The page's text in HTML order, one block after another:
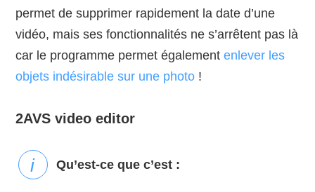
permet de supprimer rapidement la date d’une
vidéo, mais ses fonctionnalités ne s’arrêtent pas là
car le programme permet égalementenlever les
objets indésirable sur une photo !
2AVS video editor
Qu’est-ce que c’est :